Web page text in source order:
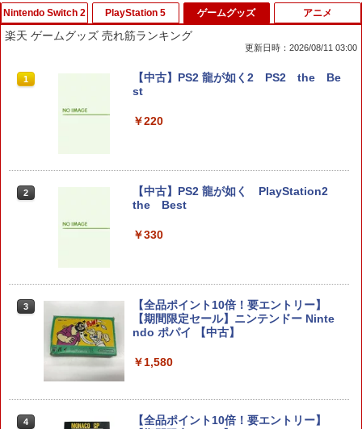
Nintendo Switch 2
1
Switch2 保護フィルム スイッチ2 保護フ
ィルム switch2 フィルム Switch2 ガラ
貼り付け キット カバー Switch 2 本体
￥1,000
ゼノブレイド ディフィニティブ・エディ
PlayStation 5 ゲームグッズ
楽天 ゲームグッズ 売れ筋ランキング
更新日時：2026/08/11 03:00
1
【中古】PS2 龍が如く2 PS2 the Be
st
￥220
2
【中古】PS2 龍が如く PlayStation2
the Best
￥330
3
【全品ポイント10倍！要エントリー】
【期間限定セール】ニンテンドー Ninte
ndo ポパイ 【中古】
￥1,580
4
【全品ポイント10倍！要エントリー】
アニメ